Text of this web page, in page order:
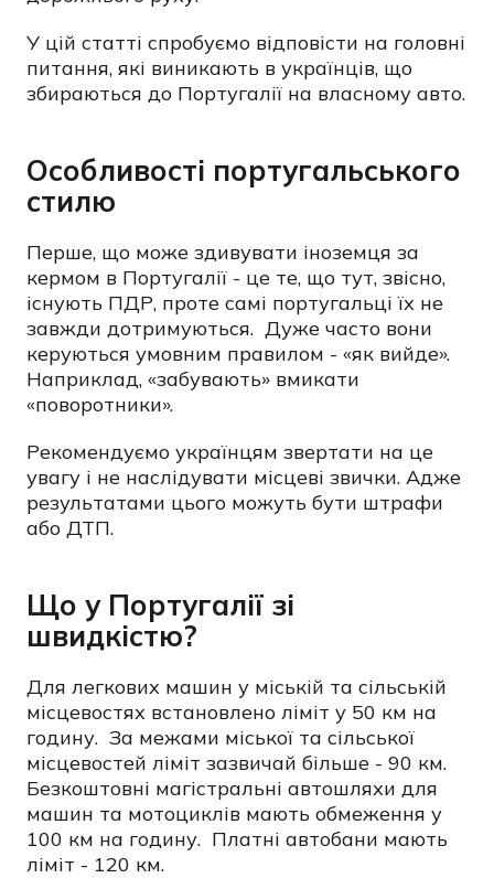
У цій статті спробуємо відповісти на головні
питання, які виникають в українців, що
збираються до Португалії на власному авто.
Особливості португальського
стилю
Перше, що може здивувати іноземця за
кермом в Португалії - це те, що тут, звісно,
існують ПДР, проте самі португальці їх не
завжди дотримуються. Дуже часто вони
керуються умовним правилом - «як вийде».
Наприклад, «забувають» вмикати
«поворотники».
Рекомендуємо українцям звертати на це
увагу і не наслідувати місцеві звички. Адже
результатами цього можуть бути штрафи
або ДТП.
Що у Португалії зі
швидкістю?
Для легкових машин у міській та сільській
місцевостях встановлено ліміт у 50 км на
годину. За межами міської та сільської
місцевостей ліміт зазвичай більше - 90 км.
Безкоштовні магістральні автошляхи для
машин та мотоциклів мають обмеження у
100 км на годину. Платні автобани мають
ліміт - 120 км.